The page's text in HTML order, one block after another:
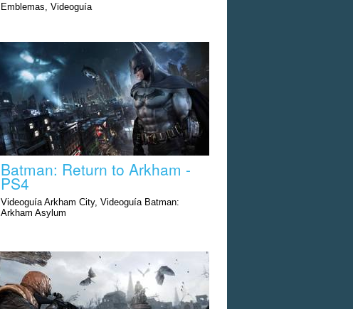
Emblemas, Videoguía
Batman: Return to Arkham -
PS4
Videoguía Arkham City, Videoguía Batman:
Arkham Asylum